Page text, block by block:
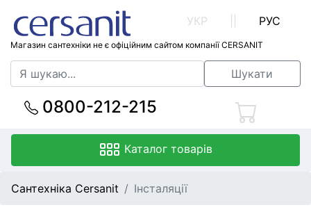
Магазин сантехніки не є офіційним сайтом компанії CERSANIT
УКР РУС
Шукати
0800-212-215
Каталог товарів
Сантехніка Cersanit Інсталяції